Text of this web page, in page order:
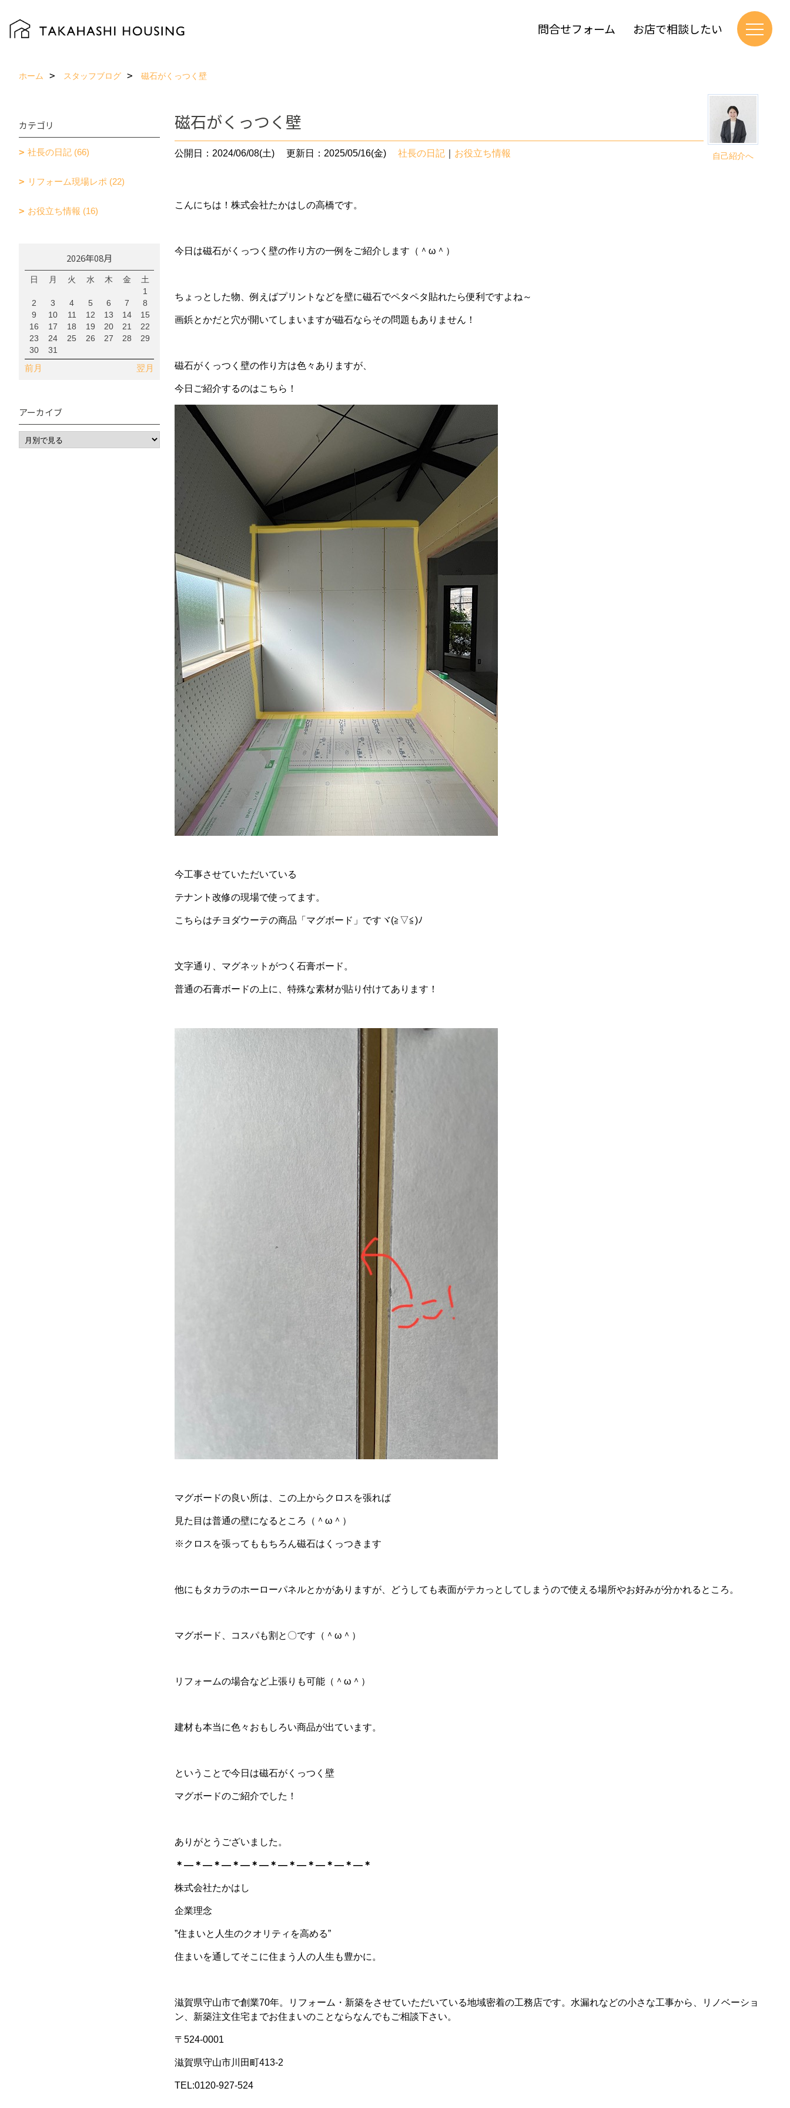
問合せフォーム お店で相談したい
ホーム スタッフブログ 磁石がくっつく壁
自己紹介へ
磁石がくっつく壁
公開日：2024/06/08(土) 更新日：2025/05/16(金) 社長の日記 お役立ち情報
こんにちは！株式会社たかはしの高橋です。
今日は磁石がくっつく壁の作り方の一例をご紹介します（＾ω＾）
ちょっとした物、例えばプリントなどを壁に磁石でペタペタ貼れたら便利ですよね～
画鋲とかだと穴が開いてしまいますが磁石ならその問題もありません！
磁石がくっつく壁の作り方は色々ありますが、
今日ご紹介するのはこちら！
今工事させていただいている
テナント改修の現場で使ってます。
こちらはチヨダウーテの商品「マグボード」ですヾ(≧▽≦)ﾉ
文字通り、マグネットがつく石膏ボード。
普通の石膏ボードの上に、特殊な素材が貼り付けてあります！
マグボードの良い所は、この上からクロスを張れば
見た目は普通の壁になるところ（＾ω＾）
※クロスを張ってももちろん磁石はくっつきます
他にもタカラのホーローパネルとかがありますが、どうしても表面がテカっとしてしまうので使える場所やお好みが分かれるところ。
マグボード、コスパも割と〇です（＾ω＾）
リフォームの場合など上張りも可能（＾ω＾）
建材も本当に色々おもしろい商品が出ています。
ということで今日は磁石がくっつく壁
マグボードのご紹介でした！
ありがとうございました。
＊―＊―＊―＊―＊―＊―＊ ―＊―＊―＊―＊
株式会社たかはし
企業理念
”住まいと人生のクオリティを高める”
住まいを通してそこに住まう人の人生も豊かに。
滋賀県守山市で創業70年。リフォーム・新築をさせていただいている地域密着の工務店です。水漏れなどの小さな工事から、リノベーショ
ン、新築注文住宅までお住まいのことならなんでもご相談下さい。
〒524-0001
滋賀県守山市川田町413-2
TEL:0120-927-524
カテゴリ
社長の日記 (66)
リフォーム現場レポ (22)
お役立ち情報 (16)
2026年08月
日 月 火 水 木 金
土
1
2
3 4 5 6 7
8
9
10 11 12 13 14
15
16
17 18 19 20 21
22
23
24 25 26 27 28
29
30
31
前月 翌月
アーカイブ